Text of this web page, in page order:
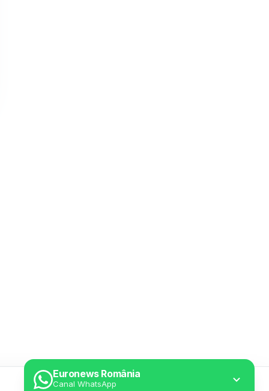
Euronews România
Canal WhatsApp